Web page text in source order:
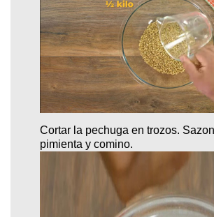
Cortar la pechuga en trozos.
pimienta y comino.